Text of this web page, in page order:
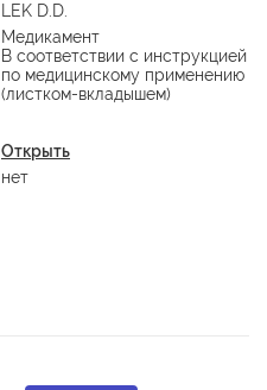
LEK D.D.
Медикамент
В соответствии с инструкцией
по медицинскому применению
(листком-вкладышем)
Открыть
нет